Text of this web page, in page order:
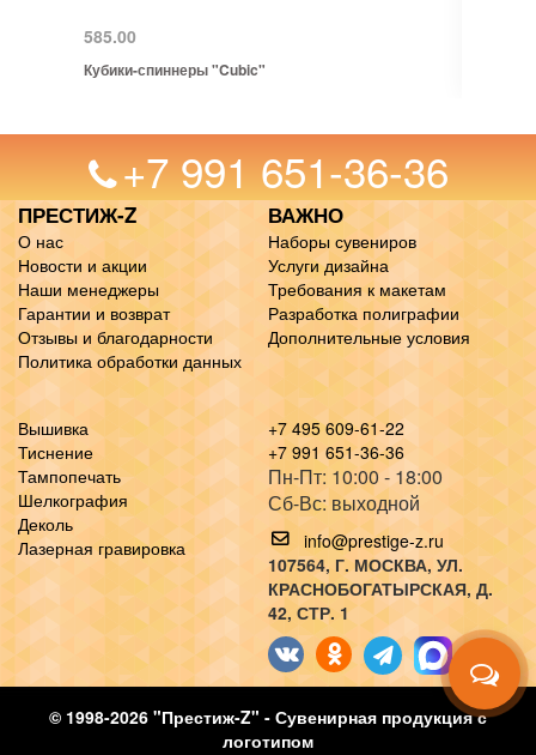
585.00
Кубики-спиннеры "Cubic"
+7 991 651-36-36
ПРЕСТИЖ-Z
О нас
Новости и акции
Наши менеджеры
Гарантии и возврат
Отзывы и благодарности
Политика обработки данных
ВАЖНО
Наборы сувениров
Услуги дизайна
Требования к макетам
Разработка полиграфии
Дополнительные условия
Вышивка
Тиснение
Тампопечать
Шелкография
Деколь
Лазерная гравировка
+7 495 609-61-22
+7 991 651-36-36
Пн-Пт: 10:00 - 18:00
Сб-Вс: выходной
info@prestige-z.ru
107564, Г. МОСКВА, УЛ.
КРАСНОБОГАТЫРСКАЯ, Д.
42, СТР. 1
© 1998-2026 "Престиж-Z" - Сувенирная продукция с
логотипом